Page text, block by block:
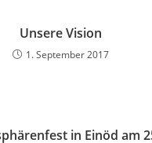
Unsere Vision
1. September 2017
in Einöd am